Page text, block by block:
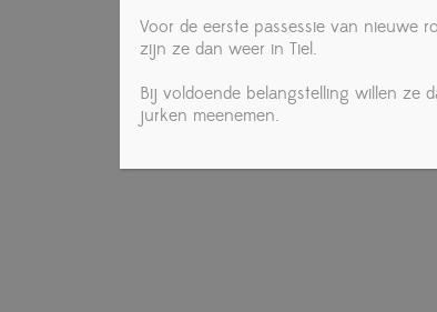
Voor de eerste passessie van nieuwe
zijn ze dan weer in Tiel.
Bij voldoende belangstelling willen ze
jurken meenemen.